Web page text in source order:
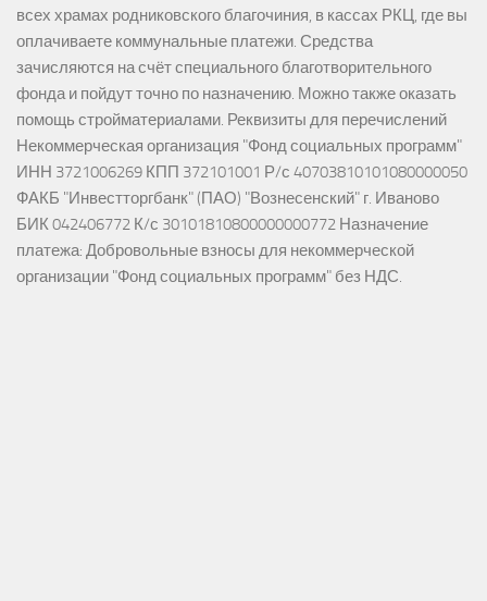
всех храмах родниковского благочиния, в кассах РКЦ, где вы
оплачиваете коммунальные платежи. Средства
зачисляются на счёт специального благотворительного
фонда и пойдут точно по назначению. Можно также оказать
помощь стройматериалами. Реквизиты для перечислений
Некоммерческая организация "Фонд социальных программ"
ИНН 3721006269 КПП 372101001 Р/с 40703810101080000050
ФАКБ "Инвестторгбанк" (ПАО) "Вознесенский" г. Иваново
БИК 042406772 К/с 30101810800000000772 Назначение
платежа: Добровольные взносы для некоммерческой
организации "Фонд социальных программ" без НДС.